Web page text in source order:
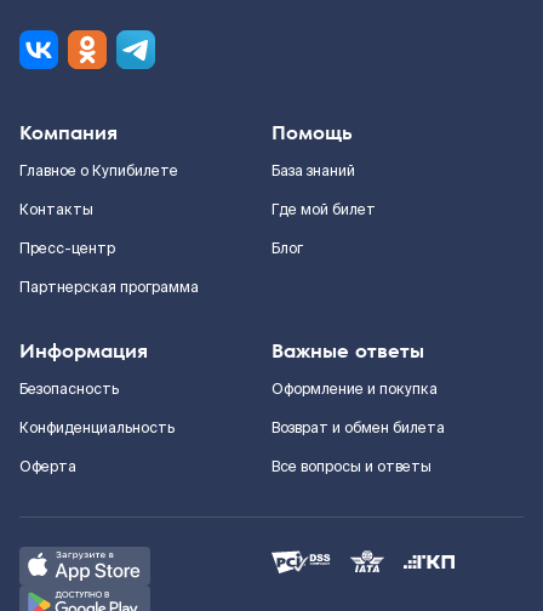
Компания
Главное о Купибилете
Контакты
Пресс-центр
Партнерская программа
Помощь
База знаний
Где мой билет
Блог
Информация
Безопасность
Конфиденциальность
Оферта
Важные ответы
Оформление и покупка
Возврат и обмен билета
Все вопросы и ответы